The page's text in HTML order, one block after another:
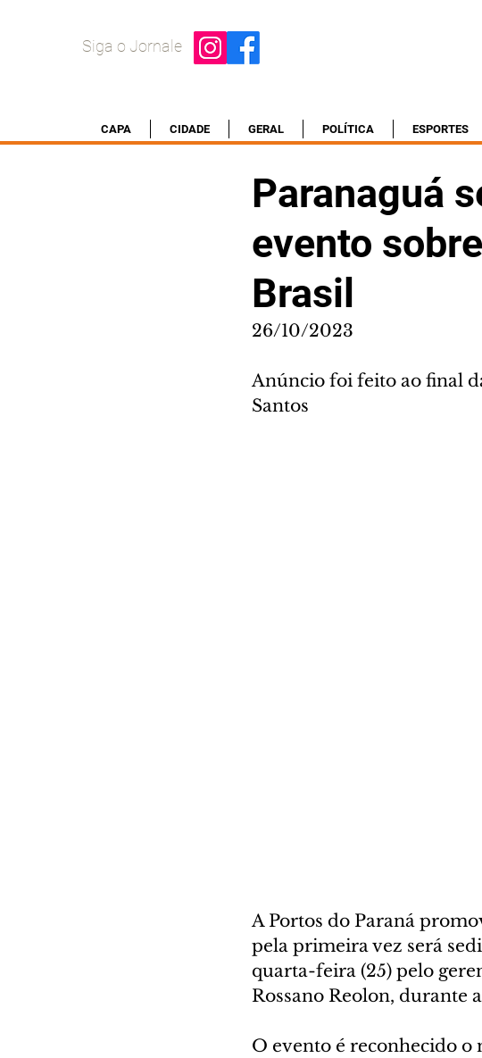
Siga o Jornale
CAPA CIDADE GERAL POLÍTICA ESPORTES
Paranaguá
evento
Brasil
26/10/2023
Anúncio foi feito ao final
Santos
A Portos do Paraná
pela primeira vez será
quarta-feira (25) pelo
Rossano Reolon, durante
O evento é reconhecido